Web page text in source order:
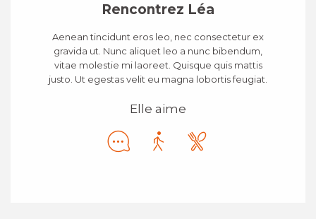
Rencontrez Léa
Aenean tincidunt eros leo, nec consectetur ex
gravida ut. Nunc aliquet leo a nunc bibendum,
vitae molestie mi laoreet. Quisque quis mattis
justo. Ut egestas velit eu magna lobortis feugiat.
Elle aime